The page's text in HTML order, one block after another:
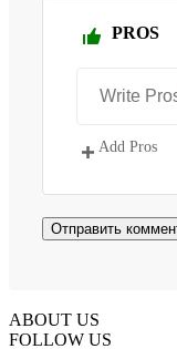
PROS
Add Pros
ABOUT US
FOLLOW US